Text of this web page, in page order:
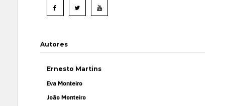
Autores
Ernesto Martins
Eva Monteiro
João Monteiro